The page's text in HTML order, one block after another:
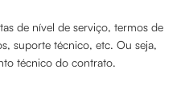
de nível de serviço, termos de
suporte técnico, etc. Ou seja,
técnico do contrato.